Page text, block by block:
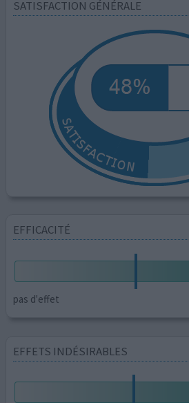
SATISFACTION GÉNÉRALE
EFFICACITÉ
pas d'effet
EFFETS INDÉSIRABLES